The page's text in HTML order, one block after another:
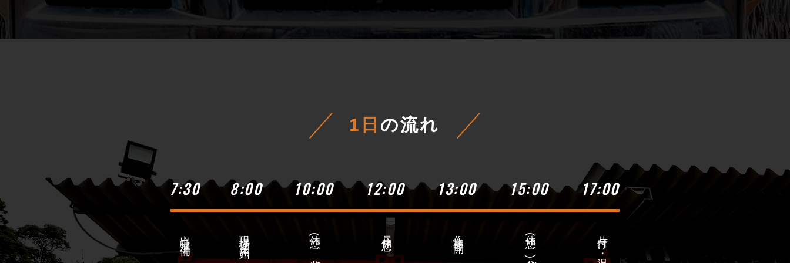
​1日 の流れ
7:30
出社・準備
8:00
現場作業開始
12:00 13:00 17:00
​片付け・退社
10:00
休憩(
15:00
休憩( 分)